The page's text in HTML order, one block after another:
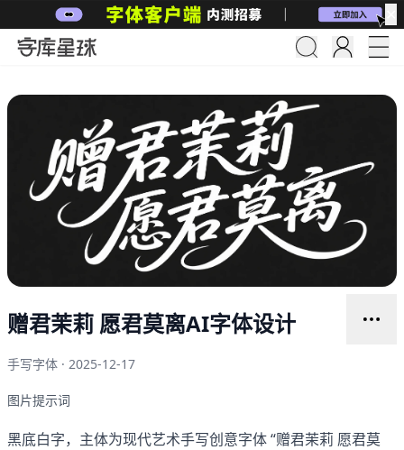
赠君茉莉 愿君莫离AI字体设计
手写字体 · 2025-12-17
图片提示词
黑底白字，主体为现代艺术手写创意字体 “赠君茉莉 愿君莫